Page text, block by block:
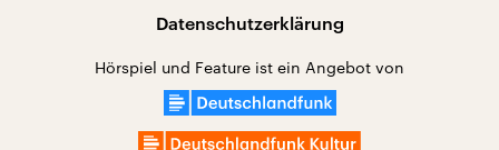
Datenschutzerklärung
Hörspiel und Feature ist ein Angebot von